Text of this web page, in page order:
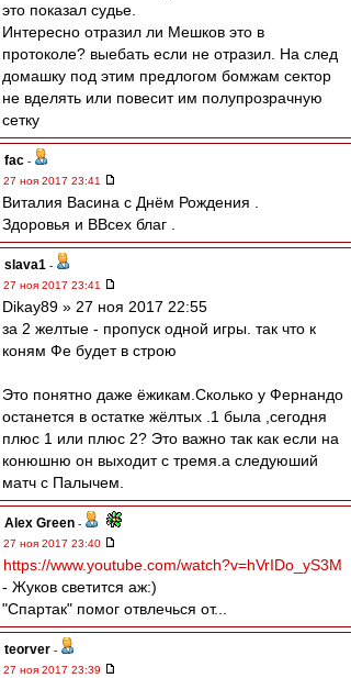
это показал судье.
Интересно отразил ли Мешков это в
протоколе? выебать если не отразил. На след
домашку под этим предлогом бомжам сектор
не вделять или повесит им полупрозрачную
сетку
fac -
27 ноя 2017 23:41
Виталия Васина с Днём Рождения .
Здоровья и ВВсех благ .
slava1 -
27 ноя 2017 23:41
Dikay89 » 27 ноя 2017 22:55
за 2 желтые - пропуск одной игры. так что к
коням Фе будет в строю
Это понятно даже ёжикам.Сколько у Фернандо
останется в остатке жёлтых .1 была ,сегодня
плюс 1 или плюс 2? Это важно так как если на
конюшню он выходит с тремя.а следуюший
матч с Палычем.
Alex Green -
27 ноя 2017 23:40
https://www.youtube.com/watch?v=hVrIDo_yS3M
- Жуков светится аж:)
"Спартак" помог отвлечься от...
teorver -
27 ноя 2017 23:39